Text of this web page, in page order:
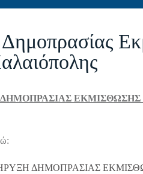
ΕΚΜΙΣΘΩΣΗΣ
ΔΗΜΟΠΡΑΣΙΑΣ